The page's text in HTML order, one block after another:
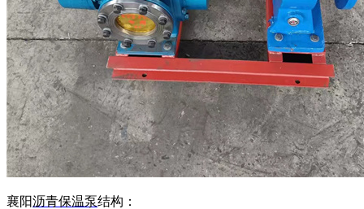
襄阳沥青保温泵结构：